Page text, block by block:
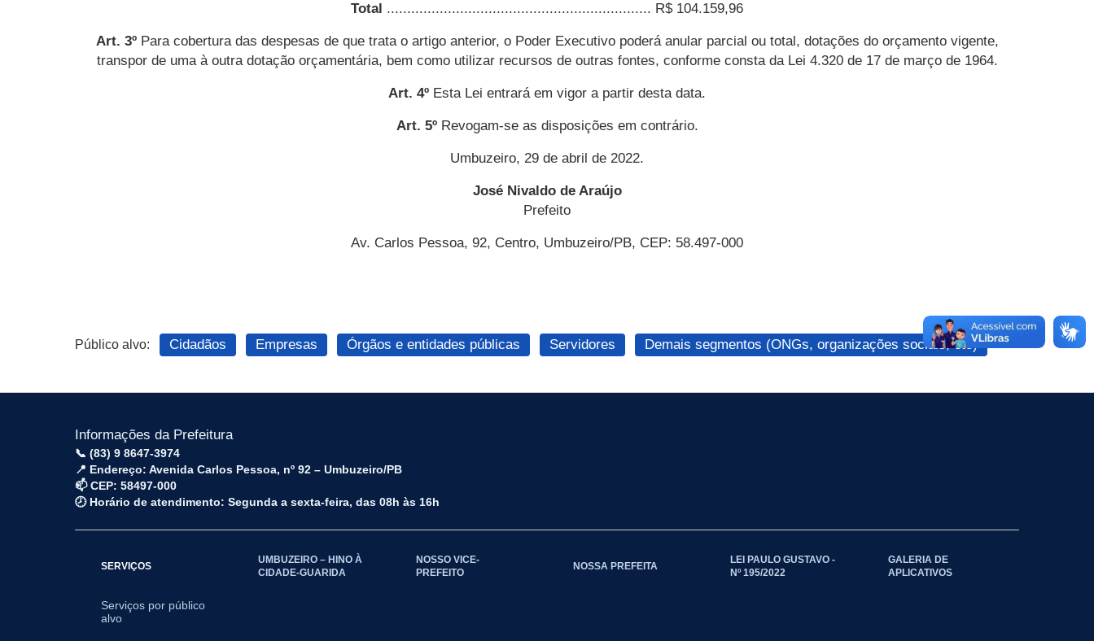
Total ................................................................. R$ 104.159,96
Art. 3ºPara cobertura das despesas de que trata o artigo anterior, o Poder Executivo poderá anular parcial ou total, dotações do orçamento vigente,
transpor de uma à outra dotação orçamentária, bem como utilizar recursos de outras fontes, conforme consta da Lei 4.320 de 17 de março de 1964.
Art. 4º Esta Lei entrará em vigor a partir desta data.
Art. 5ºRevogam-se as disposições em contrário.
Umbuzeiro, 29 de abril de 2022.
José Nivaldo de Araújo
Prefeito
Av. Carlos Pessoa, 92, Centro, Umbuzeiro/PB, CEP: 58.497-000
Público alvo: Cidadãos Empresas Órgãos e entidades públicas Servidores Demais segmentos (ONGs, organizações sociais, etc)
Informações da Prefeitura
📞 (83) 9 8647-3974
📍 Endereço: Avenida Carlos Pessoa, nº 92 – Umbuzeiro/PB
📫 CEP: 58497-000
🕗 Horário de atendimento: Segunda a sexta-feira, das 08h às 16h
SERVIÇOS
Serviços por público
alvo
UMBUZEIRO – HINO À
CIDADE-GUARIDA
NOSSO VICE-
PREFEITO
NOSSA PREFEITA
LEI PAULO GUSTAVO -
Nº 195/2022
GALERIA DE
APLICATIVOS